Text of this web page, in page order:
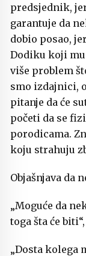
predsjednik,
garantuje da
dobio posao,
Dodiku koji
više problem
smo izdajnici,
pitanje da će
početi da se
porodicama.
koju strahuju
Objašnjava da
„Moguće da
toga šta će
„Dosta kolega